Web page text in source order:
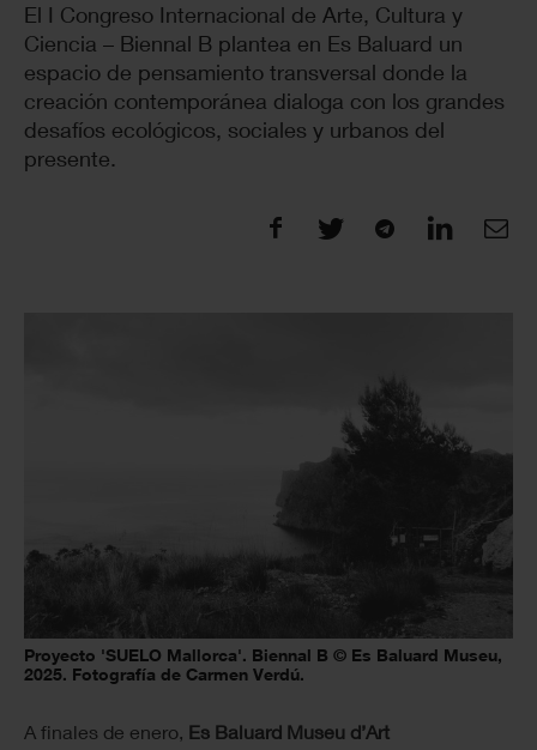
El I Congreso Internacional de Arte, Cultura y
Ciencia – Biennal B plantea en Es Baluard un
espacio de pensamiento transversal donde la
creación contemporánea dialoga con los grandes
desafíos ecológicos, sociales y urbanos del
presente.
Proyecto 'SUELO Mallorca'. Biennal B © Es Baluard Museu,
2025. Fotografía de Carmen Verdú.
A finales de enero, Es Baluard Museu d’Art